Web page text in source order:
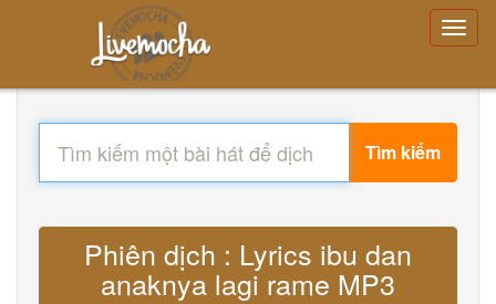
Tìm kiếm
Phiên dịch : Lyrics ibu dan
anaknya lagi rame MP3